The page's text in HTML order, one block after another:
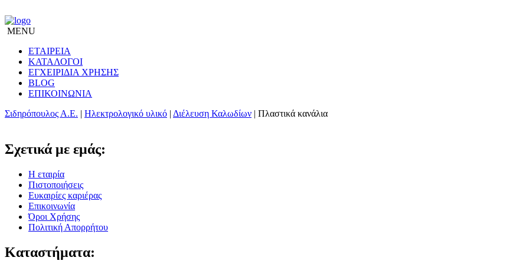
MENU
ΕΤΑΙΡΕΙΑ
ΚΑΤΑΛΟΓΟΙ
ΕΓΧΕΙΡΙΔΙΑ ΧΡΗΣΗΣ
BLOG
ΕΠΙΚΟΙΝΩΝΙΑ
Σιδηρόπουλος Α.Ε. | Ηλεκτρολογικό υλικό | Διέλευση Καλωδίων | Πλαστικά κανάλια
Σχετικά με εμάς:
Η εταιρία
Πιστοποιήσεις
Ευκαιρίες καριέρας
Επικοινωνία
Όροι Χρήσης
Πολιτική Απορρήτου
Καταστήματα: